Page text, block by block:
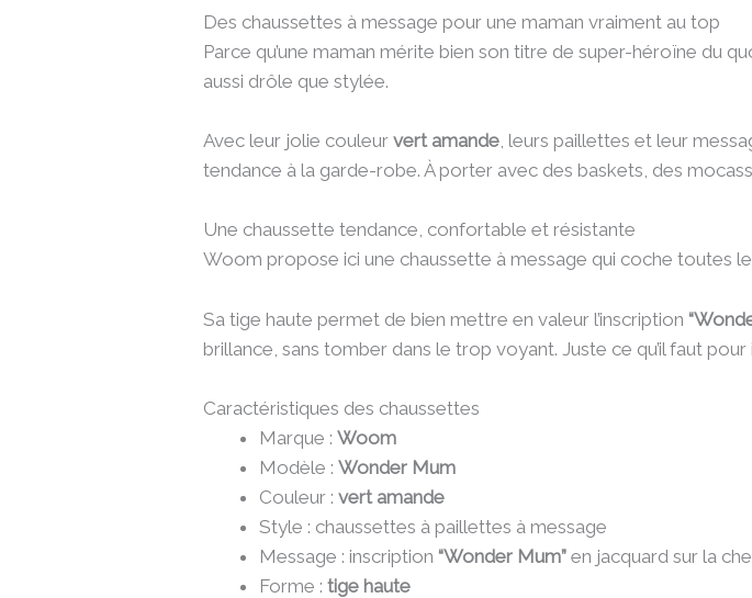
Des chaussettes à message pour une maman vraiment au top
Parce qu’une maman mérite bien son titre de super-héroïne du
aussi drôle que stylée.
Avec leur jolie couleurvert amande, leurs paillettes et leur
tendance à la garde-robe. À porter avec des baskets, des
Une chaussette tendance, confortable et résistante
Woom propose ici une chaussette à message qui coche toutes
Sa tige haute permet de bien mettre en valeur l’inscription
brillance, sans tomber dans le trop voyant. Juste ce qu’il faut
Caractéristiques des chaussettes
Marque :Woom
Modèle :Wonder Mum
Couleur :vert amande
Style : chaussettes à paillettes à message
Message : inscription “Wonder Mum” en jacquard sur la
Forme :tige haute